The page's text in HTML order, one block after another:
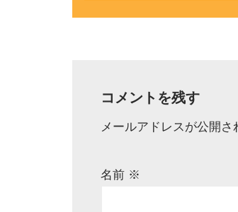
コメントを残す
メールアドレスが公開さ
名前 ※